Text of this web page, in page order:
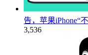
告，苹果iPhone“
3,536